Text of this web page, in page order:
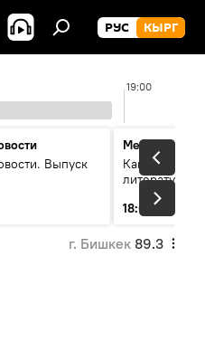
РУС КЫРГ
19:00
Выпуск
Между строк
Как кошки
литературу
18:08
г. Бишкек 89.3